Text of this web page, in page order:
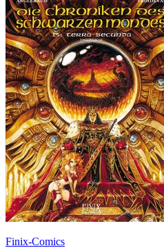
Finix-Comics